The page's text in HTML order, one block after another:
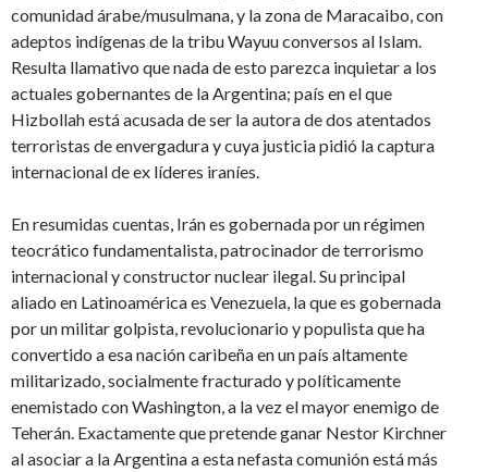
comunidad árabe/musulmana, y la zona de Maracaibo, con
adeptos indígenas de la tribu Wayuu conversos al Islam.
Resulta llamativo que nada de esto parezca inquietar a los
actuales gobernantes de la Argentina; país en el que
Hizbollah está acusada de ser la autora de dos atentados
terroristas de envergadura y cuya justicia pidió la captura
internacional de ex líderes iraníes.
En resumidas cuentas, Irán es gobernada por un régimen
teocrático fundamentalista, patrocinador de terrorismo
internacional y constructor nuclear ilegal. Su principal
aliado en Latinoamérica es Venezuela, la que es gobernada
por un militar golpista, revolucionario y populista que ha
convertido a esa nación caribeña en un país altamente
militarizado, socialmente fracturado y políticamente
enemistado con Washington, a la vez el mayor enemigo de
Teherán. Exactamente que pretende ganar Nestor Kirchner
al asociar a la Argentina a esta nefasta comunión está más